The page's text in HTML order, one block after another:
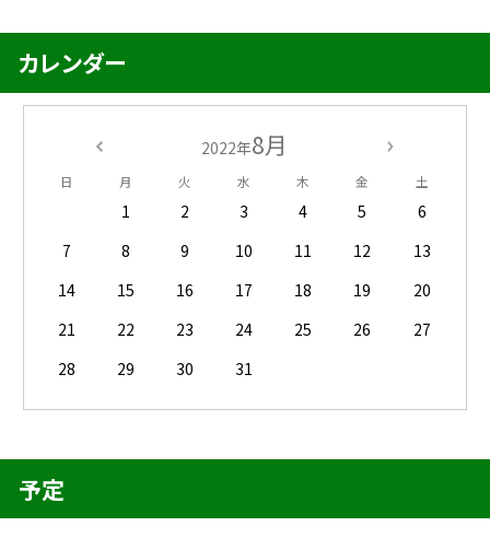
カレンダー
2022年8月
日 月 火 水 木 金 土
1 2 3 4 5
6
7
8 9 10 11 12
13
14
15 16 17 18 19
20
21
22 23 24 25 26
27
28
29 30 31
予定